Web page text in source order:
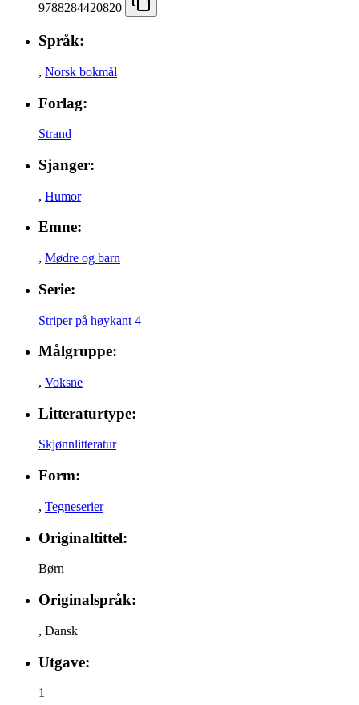
9788284420820
Språk:
, Norsk bokmål
Forlag:
Strand
Sjanger:
, Humor
Emne:
, Mødre og barn
Serie:
Striper på høykant 4
Målgruppe:
, Voksne
Litteraturtype:
Skjønnlitteratur
Form:
, Tegneserier
Originaltittel:
Børn
Originalspråk:
, Dansk
Utgave:
1